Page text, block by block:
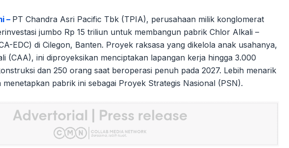
– PT Chandra Asri Pacific Tbk (TPIA), perusahaan milik konglomerat
jumbo Rp 15 triliun untuk membangun pabrik Chlor Alkali –
EDC) di Cilegon, Banten. Proyek raksasa yang dikelola anak usahanya,
(CAA), ini diproyeksikan menciptakan lapangan kerja hingga 3.000
dan 250 orang saat beroperasi penuh pada 2027. Lebih menarik
menetapkan pabrik ini sebagai Proyek Strategis Nasional (PSN).